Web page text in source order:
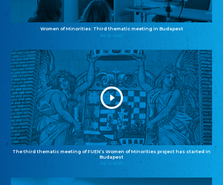
Women of Minorities: Third thematic meeting in Budapest
04.12.2025
The third thematic meeting of FUEN’s Women of Minorities project has started in
Budapest
02.12.2025